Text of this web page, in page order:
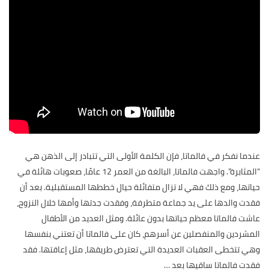
عندما نفكر في فالماتا، فإن الكلمة الأولى التي تتبادر إلى الذهن هي
“المثابرة”. واجهت فالماتا، البالغة من العمر 12 عامًا، صعوبات هائلة في
حياتها، ومع ذلك فهي لا تزال متفائلة حيال خططها المستقبلية. بعد أن
فقدت والدها على يد جماعة متطرفة، وفقدت جدتها وأمها خلال النزوح،
عاشت فالماتا معظم حياتها بدون عائلة. ومثل العديد من الأطفال
المشردين والمنفصلين عن أسرهم، كان على فالماتا أن تعتني بنفسها
وهي تتخطى العقبات العديدة التي تعترض طريقها، مثل إعاقتها. فقد
فقدت فالماتا ساقيها بعد…